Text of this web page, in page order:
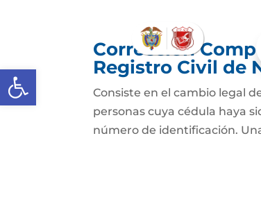
Abrir barra de herramientas
Corrección
Registro Civil de
Consiste en el cambio legal
personas cuya cédula haya
número de identificación.